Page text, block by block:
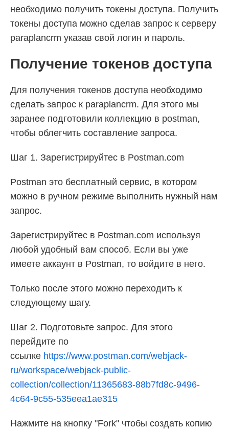
необходимо получить токены доступа. Получить
токены доступа можно сделав запрос к серверу
paraplancrm указав свой логин и пароль.
Получение токенов доступа
Для получения токенов доступа необходимо
сделать запрос к paraplancrm. Для этого мы
заранее подготовили коллекцию в postman,
чтобы облегчить составление запроса.
Шаг 1. Зарегистрируйтес в Postman.com
Postman это бесплатный сервис, в котором
можно в ручном режиме выполнить нужный нам
запрос.
Зарегистрируйтес в Postman.com используя
любой удобный вам способ. Если вы уже
имеете аккаунт в Postman, то войдите в него.
Только после этого можно переходить к
следующему шагу.
Шаг 2. Подготовьте запрос. Для этого
перейдите по
ссылке https://www.postman.com/webjack-
ru/workspace/webjack-public-
collection/collection/11365683-88b7fd8c-9496-
4c64-9c55-535eea1ae315
Нажмите на кнопку "Fork" чтобы создать копию